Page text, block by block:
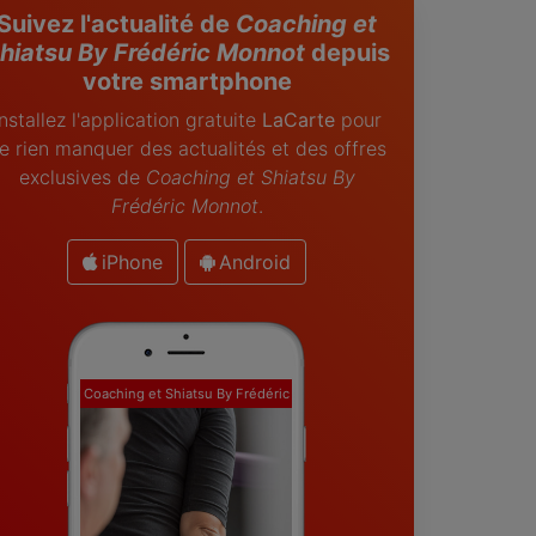
l'actualité de Coaching et
By Frédéric Monnotdepuis
votre smartphone
l'application gratuite LaCartepour
rien manquer des actualités et des offres
exclusives de Coaching et Shiatsu By
Frédéric Monnot.
iPhone Android
Coaching et Shiatsu By Frédéric